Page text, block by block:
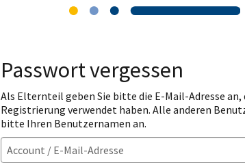
Passwort vergessen
Als Elternteil geben Sie bitte die E-Mail-Adresse an,
Registrierung verwendet haben. Alle anderen
bitte Ihren Benutzernamen an.